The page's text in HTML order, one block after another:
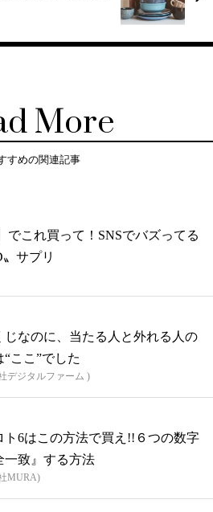
More
すめの関連記事
でこれ買って！SNSでバズってる
〟サプリ
じなのに、当たる人と外れる人の
ここ”でした
デジタルファーム )
ト6はこの方法で買え!!６つの数字
一致』する方法
MURA)